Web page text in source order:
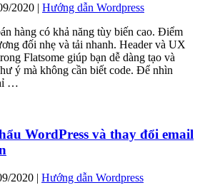
2020 | Hướng dẫn Wordpress
hàng có khả năng tùy biến cao. Điểm
đối nhẹ và tải nhanh. Header và UX
Flatsome giúp bạn dễ dàng tạo và
ý mà không cần biết code. Để nhìn
…
WordPress và thay đổi email
2020 | Hướng dẫn Wordpress